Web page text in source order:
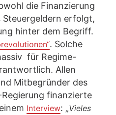
die Finanzierung
Steuergeldern erfolgt,
hinter dem Begriff.
. Solche
für Regime-
Allen
Mitbegründer des
finanzierte
Interview: „Vieles